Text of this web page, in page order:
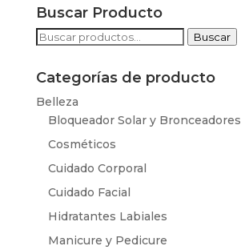
Buscar Producto
Buscar
Buscar
Categorías de producto
Belleza
Bloqueador Solar y Bronceadores
Cosméticos
Cuidado Corporal
Cuidado Facial
Hidratantes Labiales
Manicure y Pedicure